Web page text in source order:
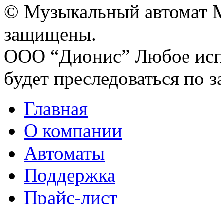
© Музыкальный автомат
защищены.
ООО “Дионис” Любое
будет преследоваться по
Главная
О компании
Автоматы
Поддержка
Прайс-лист